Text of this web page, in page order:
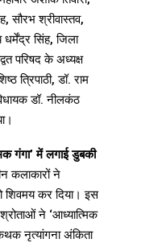
सौरभ श्रीवास्तव,
सिंह, जिला
परिषद के अध्यक्ष
त्रिपाठी, डॉ. राम
डॉ. नीलकंठ
गंगा’ में लगाई डुबकी
कलाकारों ने
शिवमय कर दिया। इस
ने ‘आध्यात्मिक
नृत्यांगना अंकिता